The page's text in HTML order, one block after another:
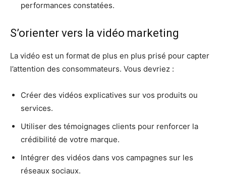
performances constatées.
S’orienter vers la vidéo marketing
La vidéo est un format de plus en plus prisé pour capter
l’attention des consommateurs. Vous devriez :
Créer des vidéos explicatives sur vos produits ou
services.
Utiliser des témoignages clients pour renforcer la
crédibilité de votre marque.
Intégrer des vidéos dans vos campagnes sur les
réseaux sociaux.